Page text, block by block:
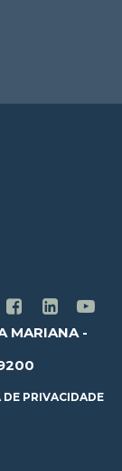
MARIANA -
PRIVACIDADE